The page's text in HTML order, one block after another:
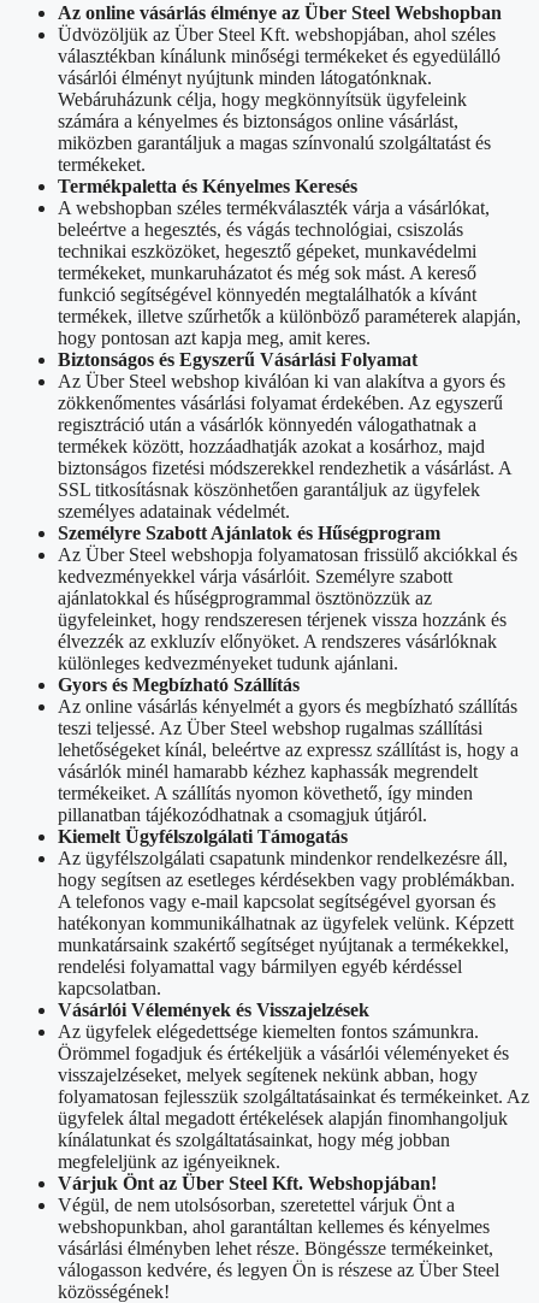
Az online vásárlás élménye az Über Steel Webshopban
Üdvözöljük az Über Steel Kft. webshopjában, ahol széles
választékban kínálunk minőségi termékeket és egyedülálló
vásárlói élményt nyújtunk minden látogatónknak.
Webáruházunk célja, hogy megkönnyítsük ügyfeleink
számára a kényelmes és biztonságos online vásárlást,
miközben garantáljuk a magas színvonalú szolgáltatást és
termékeket.
Termékpaletta és Kényelmes Keresés
A webshopban széles termékválaszték várja a vásárlókat,
beleértve a hegesztés, és vágás technológiai, csiszolás
technikai eszközöket, hegesztő gépeket, munkavédelmi
termékeket, munkaruházatot és még sok mást. A kereső
funkció segítségével könnyedén megtalálhatók a kívánt
termékek, illetve szűrhetők a különböző paraméterek alapján,
hogy pontosan azt kapja meg, amit keres.
Biztonságos és Egyszerű Vásárlási Folyamat
Az Über Steel webshop kiválóan ki van alakítva a gyors és
zökkenőmentes vásárlási folyamat érdekében. Az egyszerű
regisztráció után a vásárlók könnyedén válogathatnak a
termékek között, hozzáadhatják azokat a kosárhoz, majd
biztonságos fizetési módszerekkel rendezhetik a vásárlást. A
SSL titkosításnak köszönhetően garantáljuk az ügyfelek
személyes adatainak védelmét.
Személyre Szabott Ajánlatok és Hűségprogram
Az Über Steel webshopja folyamatosan frissülő akciókkal és
kedvezményekkel várja vásárlóit. Személyre szabott
ajánlatokkal és hűségprogrammal ösztönözzük az
ügyfeleinket, hogy rendszeresen térjenek vissza hozzánk és
élvezzék az exkluzív előnyöket. A rendszeres vásárlóknak
különleges kedvezményeket tudunk ajánlani.
Gyors és Megbízható Szállítás
Az online vásárlás kényelmét a gyors és megbízható szállítás
teszi teljessé. Az Über Steel webshop rugalmas szállítási
lehetőségeket kínál, beleértve az expressz szállítást is, hogy a
vásárlók minél hamarabb kézhez kaphassák megrendelt
termékeiket. A szállítás nyomon követhető, így minden
pillanatban tájékozódhatnak a csomagjuk útjáról.
Kiemelt Ügyfélszolgálati Támogatás
Az ügyfélszolgálati csapatunk mindenkor rendelkezésre áll,
hogy segítsen az esetleges kérdésekben vagy problémákban.
A telefonos vagy e-mail kapcsolat segítségével gyorsan és
hatékonyan kommunikálhatnak az ügyfelek velünk. Képzett
munkatársaink szakértő segítséget nyújtanak a termékekkel,
rendelési folyamattal vagy bármilyen egyéb kérdéssel
kapcsolatban.
Vásárlói Vélemények és Visszajelzések
Az ügyfelek elégedettsége kiemelten fontos számunkra.
Örömmel fogadjuk és értékeljük a vásárlói véleményeket és
visszajelzéseket, melyek segítenek nekünk abban, hogy
folyamatosan fejlesszük szolgáltatásainkat és termékeinket. Az
ügyfelek által megadott értékelések alapján finomhangoljuk
kínálatunkat és szolgáltatásainkat, hogy még jobban
megfeleljünk az igényeiknek.
Várjuk Önt az Über Steel Kft. Webshopjában!
Végül, de nem utolsósorban, szeretettel várjuk Önt a
webshopunkban, ahol garantáltan kellemes és kényelmes
vásárlási élményben lehet része. Böngéssze termékeinket,
válogasson kedvére, és legyen Ön is részese az Über Steel
közösségének!